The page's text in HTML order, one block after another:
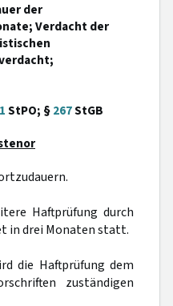
der
Verdacht der
StPO; §267StGB
Haftprüfung durch
in drei Monaten statt.
die Haftprüfung dem
zuständigen